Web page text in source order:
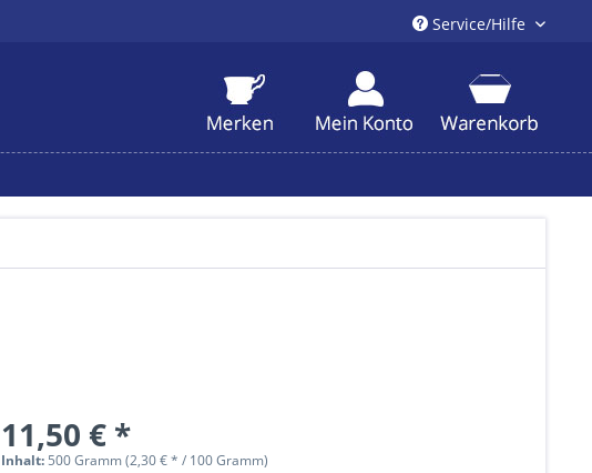
Service/Hilfe
11,50 € *
Inhalt: 500 Gramm (2,30 € * / 100 Gramm)